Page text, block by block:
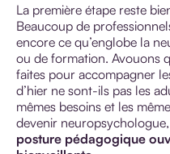
La première étape reste
Beaucoup de
encore ce qu’englobe la
ou de formation. Avouons
faites pour accompagner
d’hier ne sont-ils pas les
mêmes besoins et les
devenir
posture pédagogique